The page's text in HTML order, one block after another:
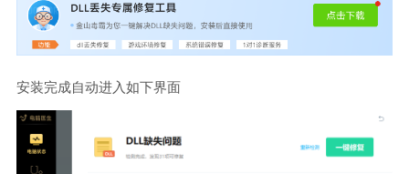
安装完成自动进入如下界面